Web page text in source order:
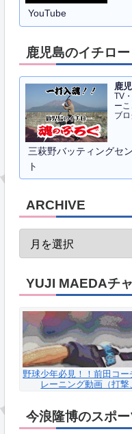
YouTube
鹿児島のイチロ
鹿
TV
ー
ブロ
三萩野バッティングセ
ト
ARCHIVE
YUJI MAEDAチ
野球少年必見！！前田コ
レーニング動画（打撃
今浪隆博のスポ